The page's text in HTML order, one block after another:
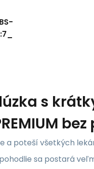
s
a poteší všetkých
sa postará